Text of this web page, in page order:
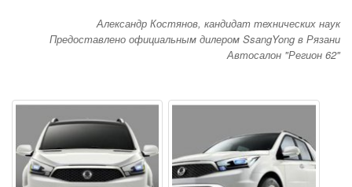
Александр Костянов, кандидат технических наук
Предоставлено официальным дилером SsangYong в Рязани
Автосалон "Регион 62"